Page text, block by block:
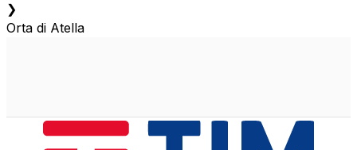
❯
Orta di Atella